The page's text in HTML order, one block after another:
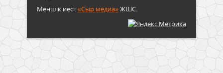
Меншік иесі:«Сыр медиа»ЖШС.